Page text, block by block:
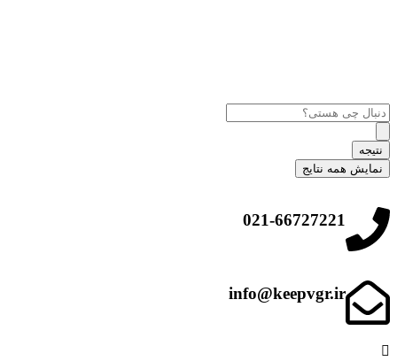
نتیجه
نمایش همه نتایج
021-66727221
info@keepvgr.ir